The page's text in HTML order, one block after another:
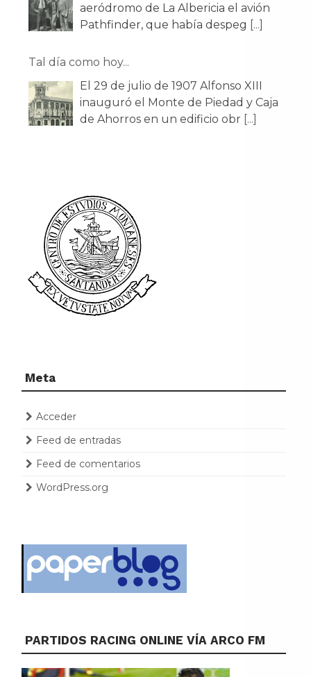
aeródromo de La Albericia el avión
Pathfinder, que había despeg [...]
Tal día como hoy...
El 29 de julio de 1907 Alfonso XIII
inauguró el Monte de Piedad y Caja
de Ahorros en un edificio obr [...]
Meta
Acceder
Feed de entradas
Feed de comentarios
WordPress.org
PARTIDOS RACING ONLINE VÍA ARCO FM